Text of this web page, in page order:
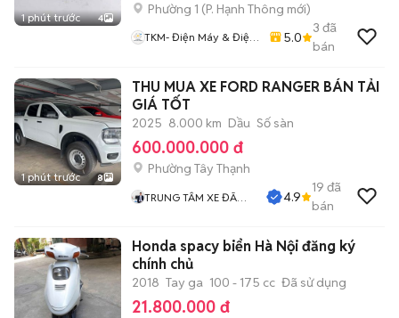
1 phút trước 4
Phường 1 (P. Hạnh Thông mới)
TKM- Điện Máy & Điện
5.0
3 đã
bán
1 phút trước 8
THU MUA XE FORD RANGER BÁN TẢI
GIÁ TỐT
2025 8.000 km Dầu Số sàn
600.000.000 đ
Phường Tây Thạnh
TRUNG TÂM XE ĐÃ
4.9
19 đã
bán
Honda spacy biển Hà Nội đăng ký
chính chủ
2018 Tay ga 100 - 175 cc Đã sử dụng
21.800.000 đ